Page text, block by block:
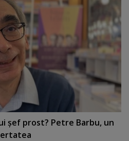
şef prost? Petre Barbu, un